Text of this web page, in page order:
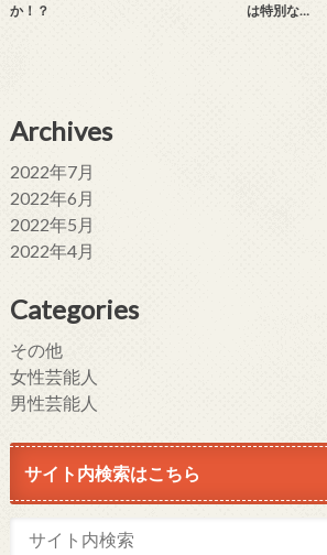
か！？
は特別な…
Archives
2022年7月
2022年6月
2022年5月
2022年4月
Categories
その他
女性芸能人
男性芸能人
サイト内検索はこちら